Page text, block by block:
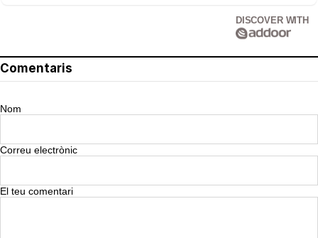
DISCOVER WITH
Comentaris
Nom
Correu electrònic
El teu comentari